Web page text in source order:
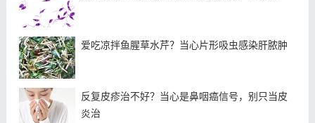
爱吃凉拌鱼腥草水芹？当心片形吸虫感染肝脓肿
反复皮疹治不好？当心是鼻咽癌信号，别只当皮
炎治